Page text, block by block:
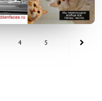
4 5